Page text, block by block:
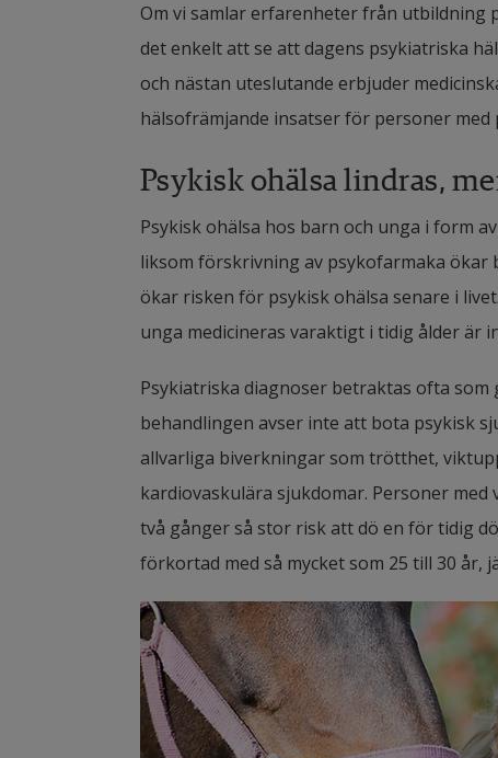
Om vi samlar erfarenheter från utbildning
det enkelt att se att dagens psykiatriska
och nästan uteslutande erbjuder
hälsofrämjande insatser för personer med
Psykisk ohälsa lindras,
Psykisk ohälsa hos barn och unga i form
liksom förskrivning av psykofarmaka ökar
ökar risken för psykisk ohälsa senare i
unga medicineras varaktigt i tidig ålder är
Psykiatriska diagnoser betraktas ofta
behandlingen avser inte att bota psykisk
allvarliga biverkningar som trötthet,
kardiovaskulära sjukdomar. Personer
två gånger så stor risk att dö en för tidig
förkortad med så mycket som 25 till 30 år,